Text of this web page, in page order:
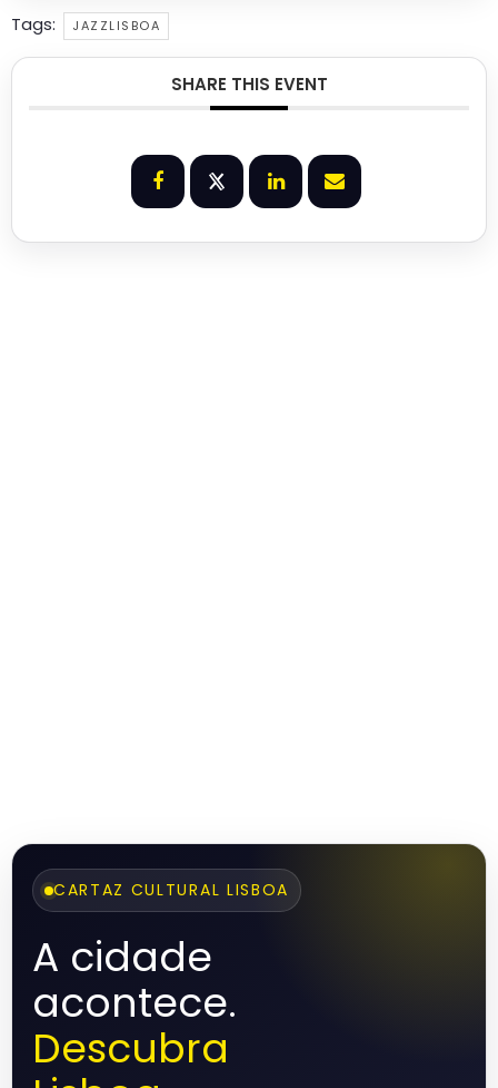
Tags: JAZZLISBOA
SHARE THIS EVENT
CARTAZ CULTURAL LISBOA
A cidade
acontece.
Descubra